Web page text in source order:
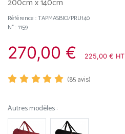
Référence :TAPMASBIO/PRU140
N° : 1159
270,00 € 225,00 € HT
(85avis)
Autres modèles :